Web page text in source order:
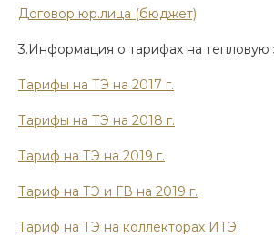
Договор юр.лица (бюджет)
3.Информация о тарифах на тепловую
Тарифы на ТЭ на 2017 г.
Тарифы на ТЭ на 2018 г.
Тариф на ТЭ на 2019 г.
Тариф на ТЭ и ГВ на 2019 г.
Тариф на ТЭ на коллекторах ИТЭ